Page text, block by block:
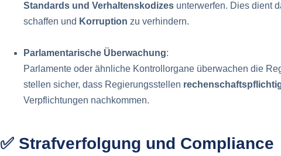
Standards und Verhaltenskodizes unterwerfen. Dies dient
schaffen und Korruption zu verhindern.
Parlamentarische Überwachung:
Parlamente oder ähnliche Kontrollorgane überwachen die
stellen sicher, dass Regierungsstellen
Verpflichtungen nachkommen.
✅ Strafverfolgung und Compliance